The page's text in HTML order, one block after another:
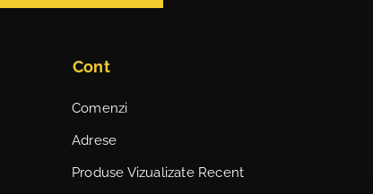
Cont
Comenzi
Adrese
Produse Vizualizate Recent